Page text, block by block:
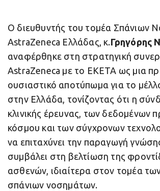
Ο διευθυντής του τομέα Σπάνιων
AstraZeneca Ελλάδας, κ.Γρηγόρης
αναφέρθηκε στη στρατηγική
AstraZeneca με το ΕΚΕΤΑ ως μια
ουσιαστικό αποτύπωμα για το
στην Ελλάδα, τονίζοντας ότι η
κλινικής έρευνας, των δεδομένων
κόσμου και των σύγχρονων
να επιταχύνει την παραγωγή
συμβάλει στη βελτίωση της
ασθενών, ιδιαίτερα στον τομέα
σπάνιων νοσημάτων.